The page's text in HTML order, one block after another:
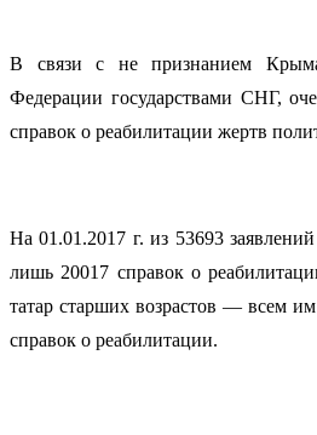
В связи с не признанием
Федерации государствами СНГ,
справок о реабилитации жертв
На 01.01.2017 г. из 53693
лишь 20017 справок о
татар старших возрастов — всем
справок о реабилитации.